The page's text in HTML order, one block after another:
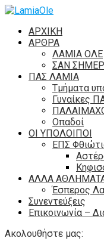
ΑΡΧΙΚΗ
ΑΡΘΡΑ
ΛΑΜΙΑ ΟΛΕ
ΣΑΝ
ΠΑΣ ΛΑΜΙΑ
Τμήματα
Γυναίκες
Οπαδοί
ΟΙ ΥΠΟΛΟΙΠΟΙ
ΕΠΣ
ΑΛΛΑ
Έσπερος
Συνεντεύξεις
Επικοινωνία –
Ακολουθήστε μας: